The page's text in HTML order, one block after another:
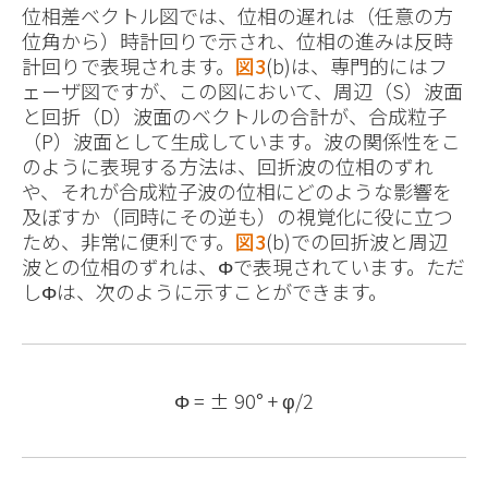
位相差ベクトル図では、位相の遅れは（任意の方
位角から）時計回りで示され、位相の進みは反時
計回りで表現されます。 図3(b)は、専門的にはフ
ェーザ図ですが、この図において、周辺（S）波面
と回折（D）波面のベクトルの合計が、合成粒子
（P）波面として生成しています。波の関係性をこ
のように表現する方法は、回折波の位相のずれ
や、それが合成粒子波の位相にどのような影響を
及ぼすか（同時にその逆も）の視覚化に役に立つ
ため、非常に便利です。 図3(b)での回折波と周辺
波との位相のずれは、Φで表現されています。ただ
しΦは、次のように示すことができます。
Φ = ± 90° + φ/2